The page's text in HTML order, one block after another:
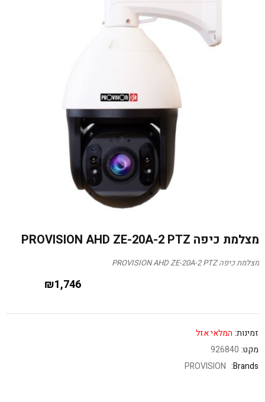
מצלמת כיפה PROVISION AHD ZE-20A-2 PTZ
מצלמת כיפה PROVISION AHD ZE-20A-2 PTZ
₪1,746
זמינות: המלאי אזל
מקט: 926840
Brands:
PROVISION